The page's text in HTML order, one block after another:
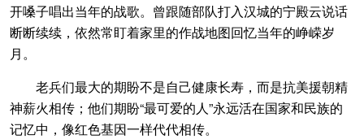
开嗓子唱出当年的战歌。曾跟随部队打入汉城的宁殿云说话
断断续续，依然常盯着家里的作战地图回忆当年的峥嵘岁
月。
老兵们最大的期盼不是自己健康长寿，而是抗美援朝精
神薪火相传；他们期盼“最可爱的人”永远活在国家和民族的
记忆中，像红色基因一样代代相传。